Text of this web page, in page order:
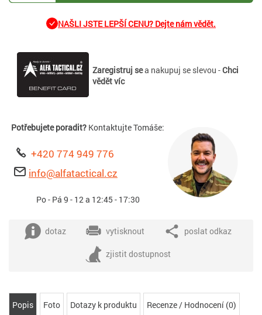
NAŠLI JSTE LEPŠÍ CENU? Dejte nám vědět.
Zaregistruj sea nakupuj se slevou -Chci
vědět víc
Potřebujete poradit? Kontaktujte Tomáše:
+420 774 949 776
info@alfatactical.cz
Po - Pá 9 - 12 a 12:45 - 17:30
dotaz vytisknout poslat odkaz
zjistit dostupnost
Popis Foto Dotazy k produktu Recenze / Hodnocení (0)